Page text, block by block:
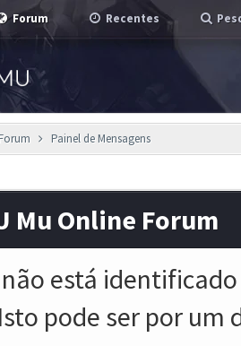
Forum Recentes
Painel de Mensagens
Mu Online Forum
não está
pode ser por um